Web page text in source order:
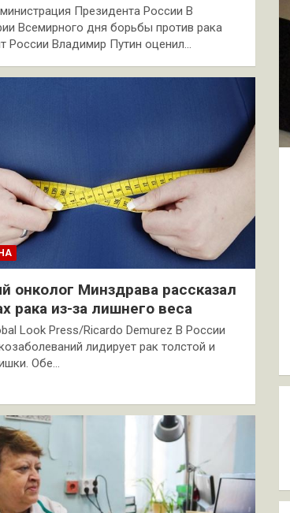
Президента России В
Всемирного дня борьбы против рака
России Владимир Путин оценил…
онколог Минздрава рассказал
рака из-за лишнего веса
Look Press/Ricardo Demurez В России
лидирует рак толстой и
Обе…